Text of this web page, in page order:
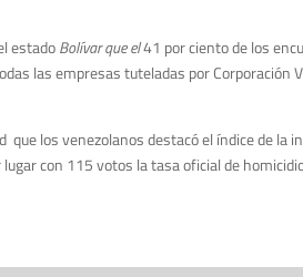
estadoBolívar que el41 por ciento de los
las empresas tuteladas por Corporación
que los venezolanos destacó el índice de la
con 115 votos la tasa oficial de